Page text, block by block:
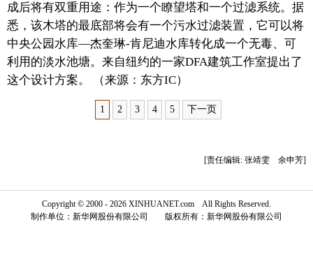
新华电视中文 新华电视英文 返回PC
成后将有双重用途：作为一个瞭望塔和一个过滤系统。据
悉，该木塔的最底部将会有一个污水过滤装置，它可以将
中央公园水库—杰奎琳-肯尼迪水库转化成一个无毒、可
利用的淡水池塘。来自纽约的一家DFA建筑工作室提出了
这个设计方案。 （来源：东方IC）
1 2 3 4 5 下一页
[责任编辑: 张靖雯 余申芳]
Copyright © 2000 - 2026 XINHUANET.com All Rights Reserved.
制作单位：新华网股份有限公司 版权所有：新华网股份有限公司